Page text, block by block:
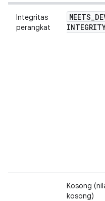
Integritas
perangkat
MEETS_
Kosong
kosong)